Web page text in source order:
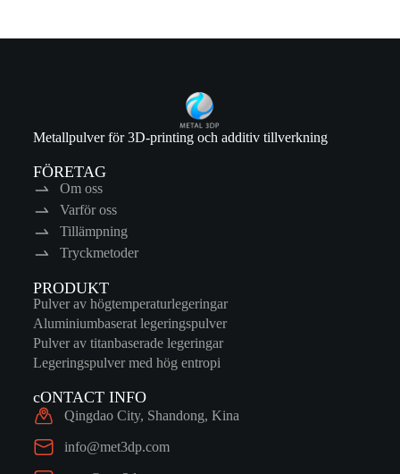
Metallpulver för 3D-printing och additiv tillverkning
FÖRETAG
Om oss
Varför oss
Tillämpning
Tryckmetoder
PRODUKT
Pulver av högtemperaturlegeringar
Aluminiumbaserat legeringspulver
Pulver av titanbaserade legeringar
Legeringspulver med hög entropi
cONTACT INFO
Qingdao City, Shandong, Kina
info@met3dp.com